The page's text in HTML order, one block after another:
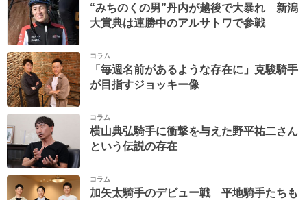
“みちのくの男”丹内が越後で大暴れ 新潟
大賞典は連勝中のアルサトワで参戦
コラム
「毎週名前があるような存在に」克駿騎手
が目指すジョッキー像
コラム
横山典弘騎手に衝撃を与えた野平祐二さん
という伝説の存在
コラム
加矢太騎手のデビュー戦 平地騎手たちも